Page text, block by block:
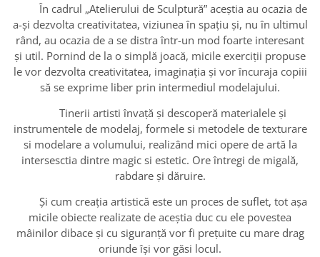
În cadrul „Atelierului de Sculptură” aceștia au ocazia de
a-şi dezvolta creativitatea, viziunea în spațiu şi, nu în ultimul
rând, au ocazia de a se distra într-un mod foarte interesant
şi util. Pornind de la o simplă joacă, micile exerciții propuse
le vor dezvolta creativitatea, imaginația și vor încuraja copiii
să se exprime liber prin intermediul modelajului.
Tinerii artisti învaţă şi descoperă materialele şi
instrumentele de modelaj, formele si metodele de texturare
si modelare a volumului, realizând mici opere de artă la
intersesctia dintre magic si estetic. Ore întregi de migală,
rabdare şi dăruire.
Şi cum creația artistică este un proces de suflet, tot aşa
micile obiecte realizate de aceştia duc cu ele povestea
mâinilor dibace şi cu siguranță vor fi prețuite cu mare drag
oriunde îşi vor găsi locul.